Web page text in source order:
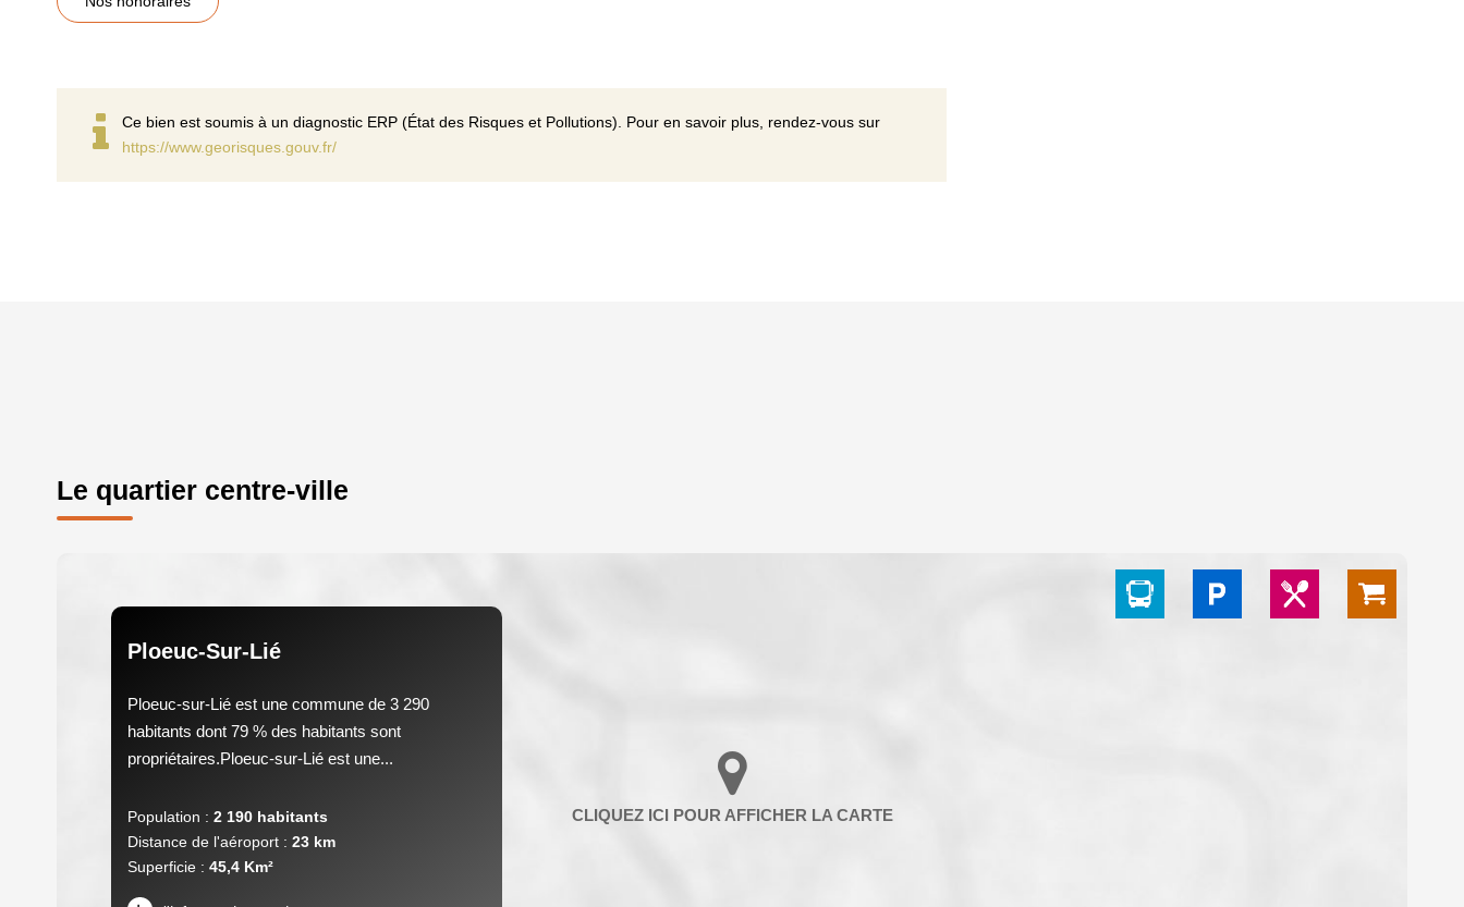
Ce bien est soumis à un diagnostic ERP (État des Risques et Pollutions). Pour en savoir plus, rendez-vous sur
https://www.georisques.gouv.fr/
Le quartier centre-ville
Ploeuc-Sur-Lié
Ploeuc-sur-Lié est une commune de 3 290
habitants dont 79 % des habitants sont
propriétaires.Ploeuc-sur-Lié est une...
Population : 2 190 habitants
Distance de l'aéroport : 23 km
Superficie : 45,4 Km²